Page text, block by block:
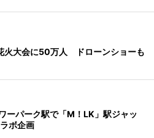
火大会に50万人 ドローンショーも
ーパーク駅で「M！LK」駅ジャッ
ボ企画